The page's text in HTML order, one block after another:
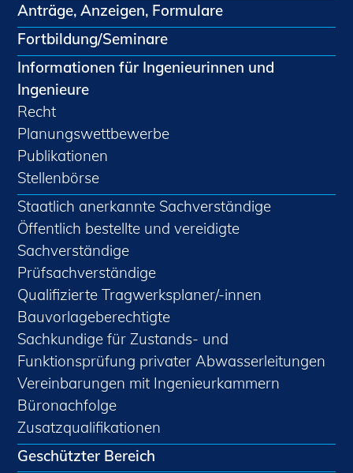
Anträge, Anzeigen, Formulare
Fortbildung/Seminare
Informationen für Ingenieurinnen und
Ingenieure
Recht
Planungswettbewerbe
Publikationen
Stellenbörse
Staatlich anerkannte Sachverständige
Öffentlich bestellte und vereidigte
Sachverständige
Prüfsachverständige
Qualifizierte Tragwerksplaner/-innen
Bauvorlageberechtigte
Sachkundige für Zustands- und
Funktionsprüfung privater Abwasserleitungen
Vereinbarungen mit Ingenieurkammern
Büronachfolge
Zusatzqualifikationen
Geschützter Bereich